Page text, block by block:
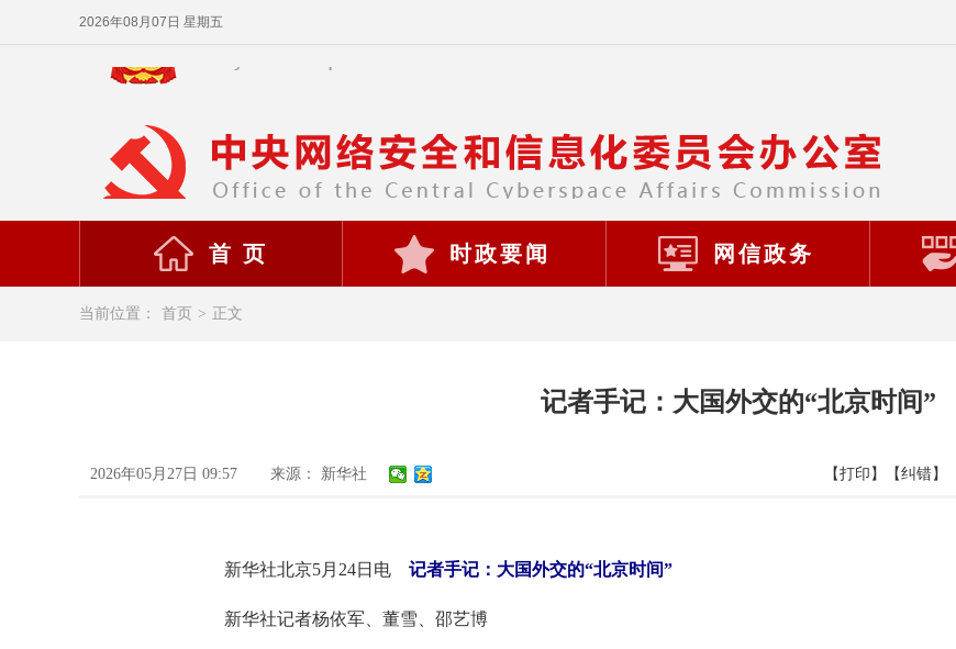
2026年08月07日 星期五
首 页 时政要闻 网信政务
当前位置： 首页 > 正文
记者手记：大国外交的“北京时间”
2026年05月27日 09:57 来源： 新华社 【打印】 【纠错】
新华社北京5月24日电 记者手记：大国外交的“北京时间”
新华社记者杨依军、董雪、邵艺博